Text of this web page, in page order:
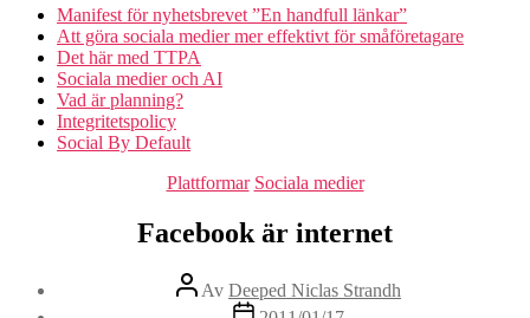
Manifest för nyhetsbrevet ”En handfull länkar”
Att göra sociala medier mer effektivt för småföretagare
Det här med TTPA
Sociala medier och AI
Vad är planning?
Integritetspolicy
Social By Default
Kategorier
Plattformar Sociala medier
Facebook är internet
Inläggsförfattare
Av Deeped Niclas Strandh
Inläggsdatum